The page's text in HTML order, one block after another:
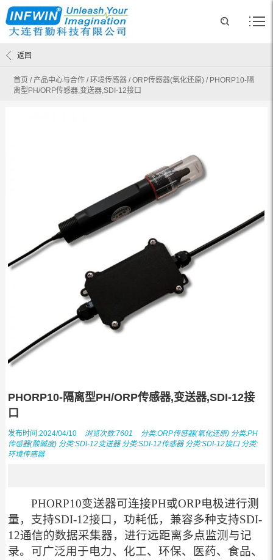
首页 / 产品中心与合作 /环境传感器 /ORP传感器(氧化还原) / PHORP10-隔
离型PH/ORP传感器,变送器,SDI-12接口
返回
PHORP10-隔离型PH/ORP传感器,变送器,SDI-12接
口
发布时间:2024/04/10 浏览次数:7601 分类:ORP传感器(氧化还原) 分类:PH
传感器(酸碱度) 分类:SDI-12变送器分类:SDI-12传感器分类:SDI-12接口分类:
环境传感器
PHORP10变送器可连接PH或ORP电极进行测
量，支持SDI-12接口，功耗低，兼容多种支持SDI-
12通信的数据采集器，进行远距离多点监测与记
录。可广泛用于电力、化工、环保、医药、食品、